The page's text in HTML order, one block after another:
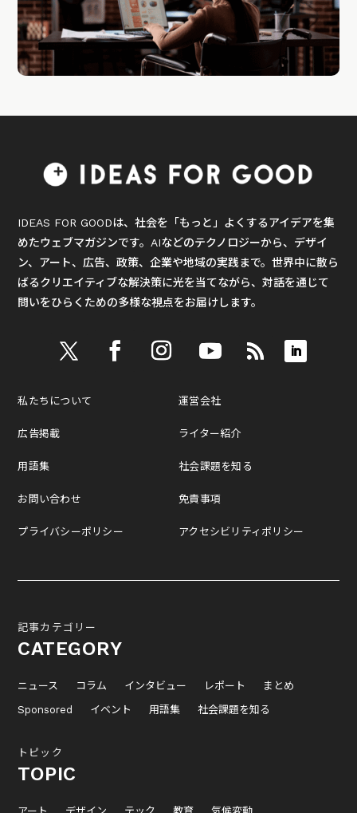
IDEAS FOR GOODは、社会を「もっと」よくするアイデアを集
めたウェブマガジンです。AIなどのテクノロジーから、デザイ
ン、アート、広告、政策、企業や地域の実践まで。世界中に散ら
ばるクリエイティブな解決策に光を当てながら、対話を通じて
問いをひらくための多様な視点をお届けします。
私たちについて
広告掲載
用語集
お問い合わせ
プライバシーポリシー
運営会社
ライター紹介
社会課題を知る
免責事項
アクセシビリティポリシー
記事カテゴリー
CATEGORY
ニュース コラム インタビュー レポート
まとめ
Sponsored
イベント 用語集 社会課題を知る
トピック
TOPIC